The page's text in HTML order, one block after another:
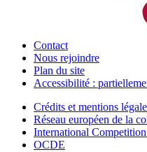
Contact
Nous rejoindre
Plan du site
Accessibilité :
Crédits et mentions
Réseau européen de la
International
OCDE